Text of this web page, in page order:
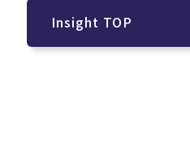
Insight TOP